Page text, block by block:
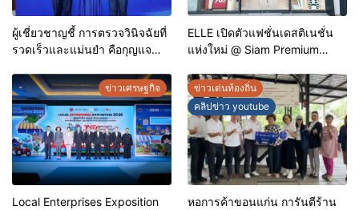
ผู้เชี่ยวชาญชี้ การตรวจวินิจฉัยที่
รวดเร็วและแม่นยำ คือกุญแจ
ประเทศไทย
ELLE เปิดตัวแฟชั่นเดสติเนชั่น
แห่งใหม่ @ Siam Premium
ดีลพิเศษลดสูงสุด 70%
ข่าวเศรษฐกิจ
Local Enterprises Exposition
ข่าวเด่นท้องถิ่น
คลิปข่าว youtube
หอการค้าขอนแก่น การันตีร้าน